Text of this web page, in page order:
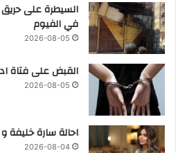
السيطرة على
في الفيوم
2026-08-05
القبض على فتاة
2026-08-05
احالة سارة خليفة و 12 متهما الى المفتى
2026-08-04